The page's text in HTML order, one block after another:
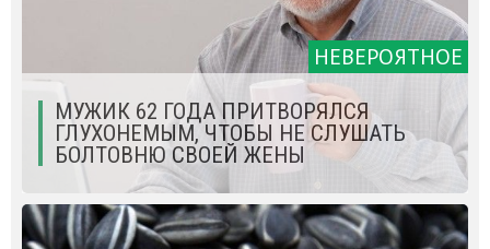
НЕВЕРОЯТНОЕ
МУЖИК 62 ГОДА ПРИТВОРЯЛСЯ
ГЛУХОНЕМЫМ, ЧТОБЫ НЕ СЛУШАТЬ
БОЛТОВНЮ СВОЕЙ ЖЕНЫ